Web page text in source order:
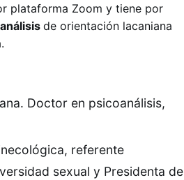
plataforma Zoom y tiene por
de orientación lacaniana
Doctor en psicoanálisis,
referente
sexual y Presidenta de